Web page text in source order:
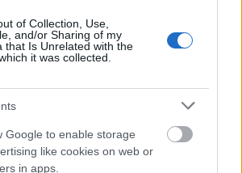
of Collection, Use,
and/or Sharing of my
that Is Unrelated with the
it was collected.
Google to enable storage
like cookies on web or
in apps.